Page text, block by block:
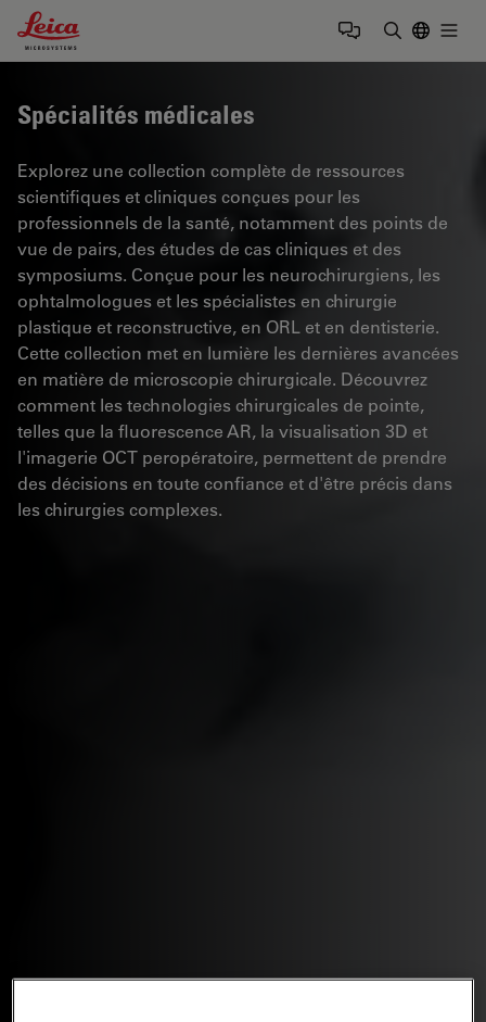
Leica Microsystems Logo
Spécialités médicales
Explorez une collection complète de ressources
scientifiques et cliniques conçues pour les
professionnels de la santé, notamment des points de
vue de pairs, des études de cas cliniques et des
symposiums. Conçue pour les neurochirurgiens, les
ophtalmologues et les spécialistes en chirurgie
plastique et reconstructive, en ORL et en dentisterie.
Cette collection met en lumière les dernières avancées
en matière de microscopie chirurgicale. Découvrez
comment les technologies chirurgicales de pointe,
telles que la fluorescence AR, la visualisation 3D et
l'imagerie OCT peropératoire, permettent de prendre
des décisions en toute confiance et d'être précis dans
les chirurgies complexes.